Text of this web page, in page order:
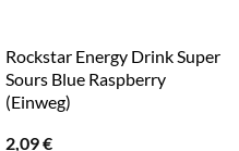
Rockstar Energy Drink Super
Sours Blue Raspberry
(Einweg)
2,09€